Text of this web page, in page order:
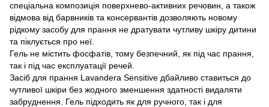
спеціальна композиція поверхнево-активних речовин, а також
відмова від барвників та консервантів дозволяють новому
рідкому засобу для прання не дратувати чутливу шкіру дитини
та піклується про неї.
Гель не містить фосфатів, тому безпечний, як під час прання,
так і під час експлуатації речей.
Засіб для прання Lavandera Sensitive дбайливо ставиться до
чутливої шкіри без жодного зменшення здатності видаляти
забруднення. Гель підходить як для ручного, так і для